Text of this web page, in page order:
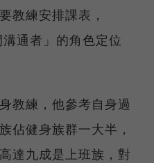
教練安排課表，
通者」的角色定位
教練，他參考自身過
佔健身族群一大半，
達九成是上班族，對